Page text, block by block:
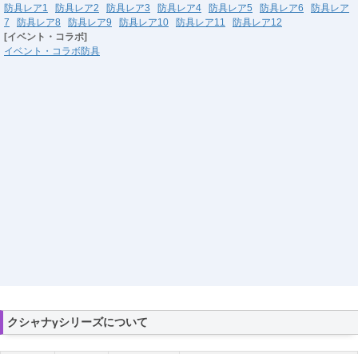
防具レア1
防具レア2 防具レア3 防具レア4 防具レア5 防具レア6
防具レア
7
防具レア8 防具レア9 防具レア10 防具レア11
防具レア12
[イベント・コラボ]
イベント・コラボ防具
クシャナγシリーズについて